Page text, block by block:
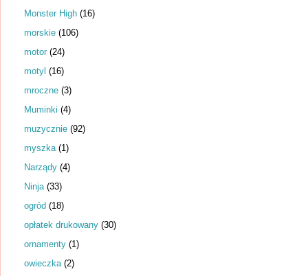
Monster High (16)
morskie (106)
motor (24)
motyl (16)
mroczne (3)
Muminki (4)
muzycznie (92)
myszka (1)
Narządy (4)
Ninja (33)
ogród (18)
opłatek drukowany (30)
ornamenty (1)
owieczka (2)